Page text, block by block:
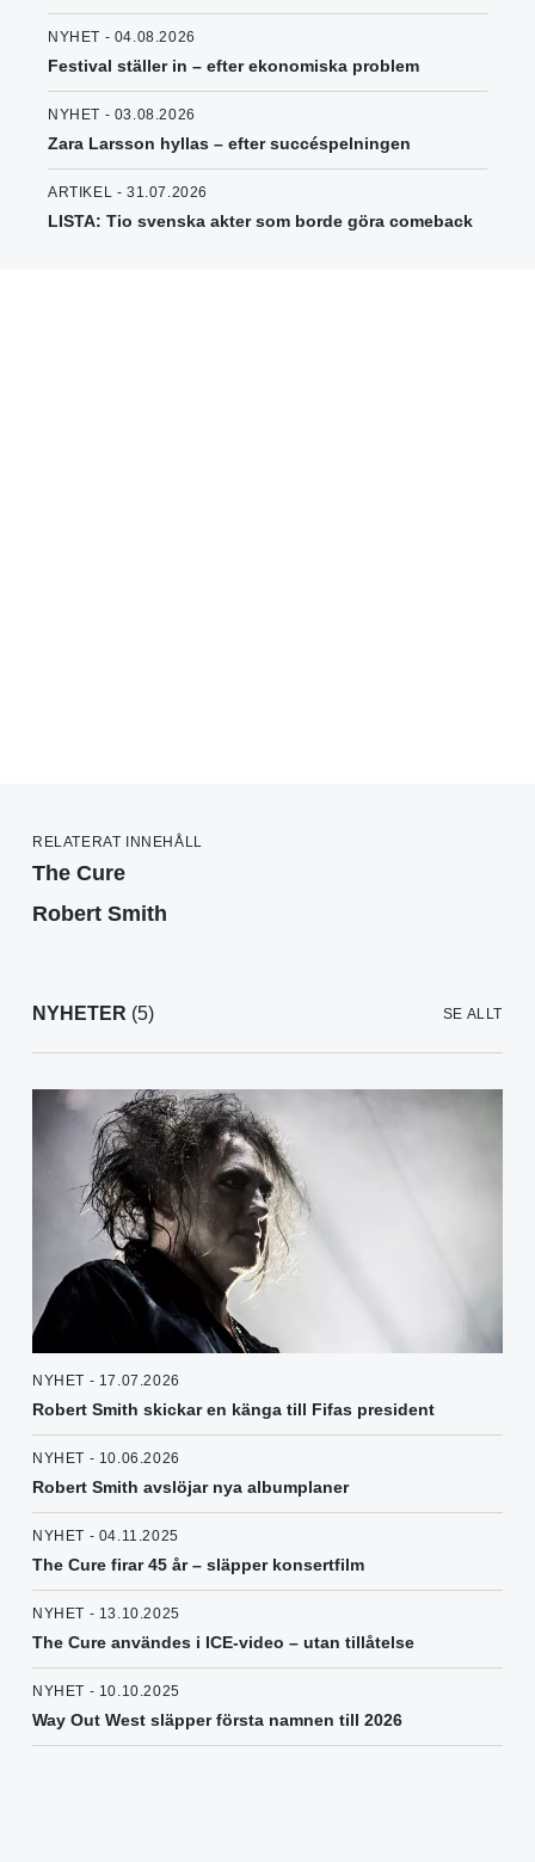
NYHET - 04.08.2026
Festival ställer in – efter ekonomiska problem
NYHET - 03.08.2026
Zara Larsson hyllas – efter succéspelningen
ARTIKEL - 31.07.2026
LISTA: Tio svenska akter som borde göra comeback
RELATERAT INNEHÅLL
The Cure
Robert Smith
NYHETER (5) SE ALLT
NYHET - 17.07.2026
Robert Smith skickar en känga till Fifas president
NYHET - 10.06.2026
Robert Smith avslöjar nya albumplaner
NYHET - 04.11.2025
The Cure firar 45 år – släpper konsertfilm
NYHET - 13.10.2025
The Cure användes i ICE-video – utan tillåtelse
NYHET - 10.10.2025
Way Out West släpper första namnen till 2026